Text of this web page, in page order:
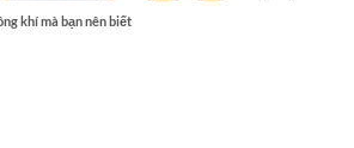
khí mà bạn nên biết